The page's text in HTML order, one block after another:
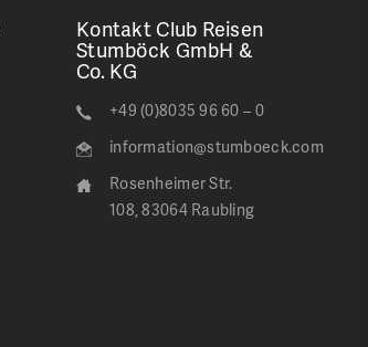
Kontakt Club Reisen
Stumböck GmbH &
Co. KG
+49 (0)8035 96 60 – 0
information@stumboeck.com
Rosenheimer Str.
108, 83064 Raubling